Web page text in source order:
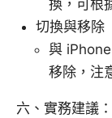
換，可根
切換與移除
與
移除，注
六、實務建議